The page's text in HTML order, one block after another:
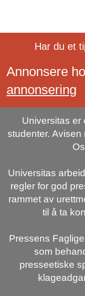
Har du et
Annonsere
annonsering
Universitas er
studenter. Avisen
Universitas
regler for god
rammet av
til å ta
Pressens
som
presseetiske